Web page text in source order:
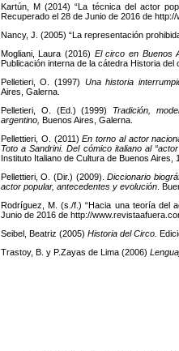
Kartún, M (2014) “La técnica del actor
Recuperado el 28 de Junio de 2016 de http://
Nancy, J. (2005) “La representación
Mogliani, Laura (2016) El circo en Buenos
Publicación interna de la cátedra Historia
Pelletieri, O. (1997) Una historia
Aires, Galerna.
Pelletieri, O. (Ed.) (1999) Tradición,
argentino, Buenos Aires, Galerna.
Pellettieri, O. (2011)En torno al actor
Toto a Sandrini. Del cómico italiano al
Instituto Italiano de Cultura de Buenos Aires,
Pellettieri, O. (Dir.) (2009).Diccionario
actor popular, antecedentes y evolución.
Rodríguez, M. (s./f.) “Hacia una teoría del
Junio de 2016 de http://
Seibel, Beatriz (2005) Historia del Circo.
Trastoy, B. y P.Zayas de Lima (2006)